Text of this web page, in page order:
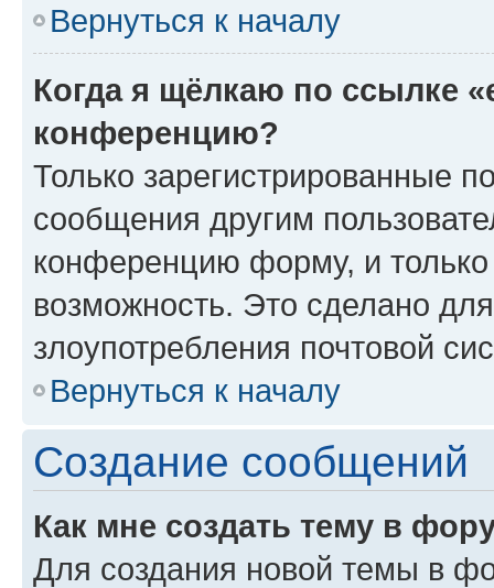
Вернуться к началу
Когда я щёлкаю по ссылке
конференцию?
Только зарегистрированные
сообщения другим
конференцию форму, и
возможность. Это сделано
злоупотребления почтовой
Вернуться к началу
Создание сообщений
Как мне создать тему в
Для создания новой темы в